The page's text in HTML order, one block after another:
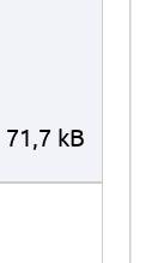
71,7 kB